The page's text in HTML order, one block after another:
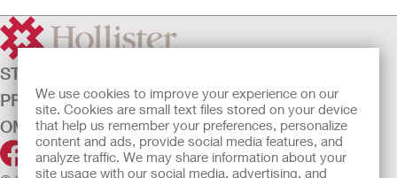
We use cookies to improve your experience on our
site. Cookies are small text files stored on your device
that help us remember your preferences, personalize
content and ads, provide social media features, and
analyze traffic. We may share information about your
site usage with our social media, advertising, and
STOMIPLEJE
PRODUKTER
OM OS